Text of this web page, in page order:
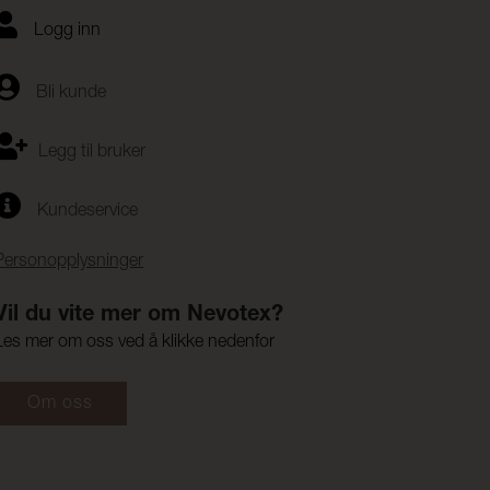
Logg inn
Bli kunde
Legg til bruker
Kundeservice
du vite mer om Nevotex?
mer om oss ved å klikke nedenfor
Om oss